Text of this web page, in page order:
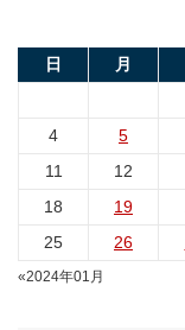
日
月
4
5
11
12
18
19
25
26
«2024年01月